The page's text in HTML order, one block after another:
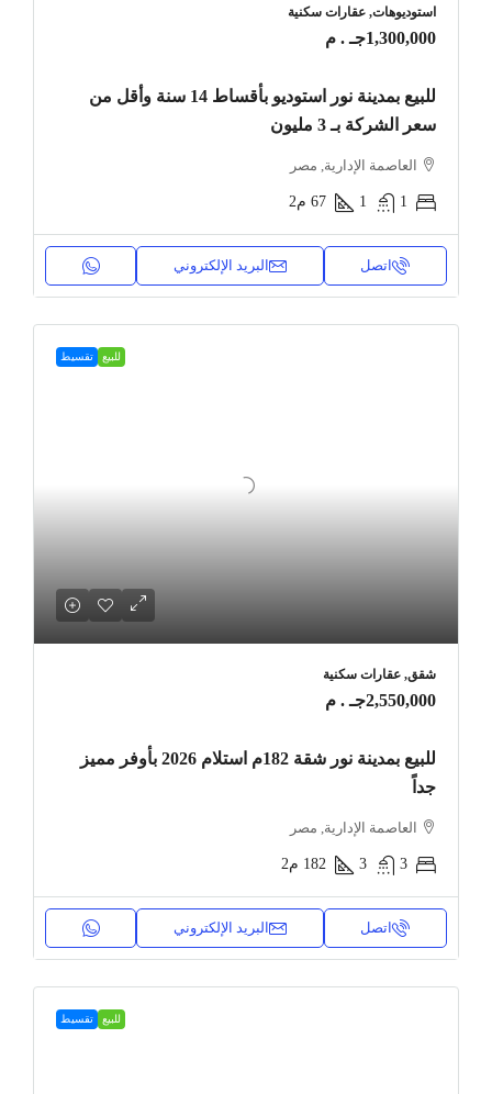
استوديوهات, عقارات سكنية
1,300,000جـ . م
للبيع بمدينة نور استوديو بأقساط 14 سنة وأقل من
سعر الشركة بـ 3 مليون
العاصمة الإدارية, مصر
1
1
67 م2
اتصل البريد الإلكتروني
للبيع تقسيط
شقق, عقارات سكنية
2,550,000جـ . م
للبيع بمدينة نور شقة 182م استلام 2026 بأوفر مميز
جداً
العاصمة الإدارية, مصر
3
3
182 م2
اتصل البريد الإلكتروني
للبيع تقسيط